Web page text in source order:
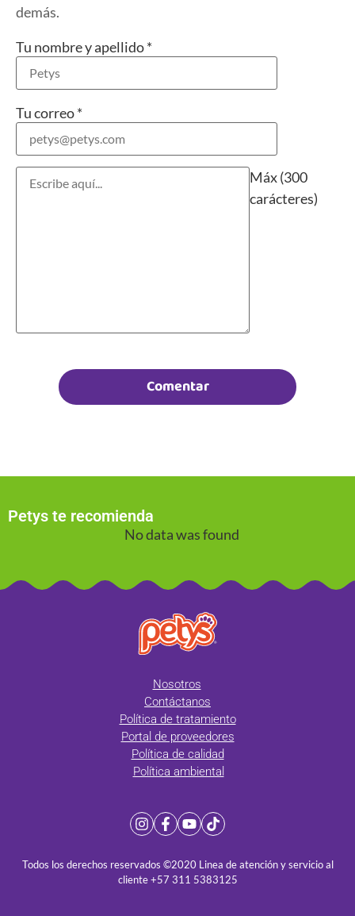
demás.
Tu nombre y apellido*
Tu correo*
Máx (300
carácteres)
Petys te recomienda
No data was found
Nosotros
Contáctanos
Política de tratamiento
Portal de proveedores
Política de calidad
Política ambiental
Todos los derechos reservados ©2020 Linea de atención y servicio al
cliente +57 311 5383125